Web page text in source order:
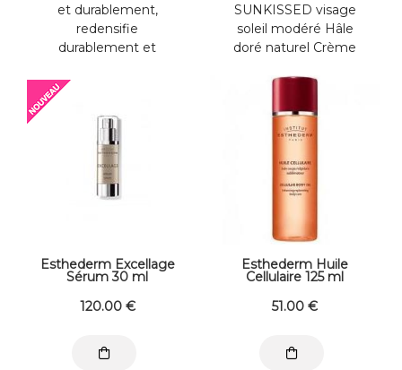
et durablement,
redensifie
durablement et
fondante et
onctueuse, toucher ...
SUNKISSED visage
soleil modéré Hâle
doré naturel Crème
anti-rides fermeté : ...
Esthederm Excellage
Sérum 30 ml
120.00 €
Esthederm Huile
Cellulaire 125 ml
51.00 €